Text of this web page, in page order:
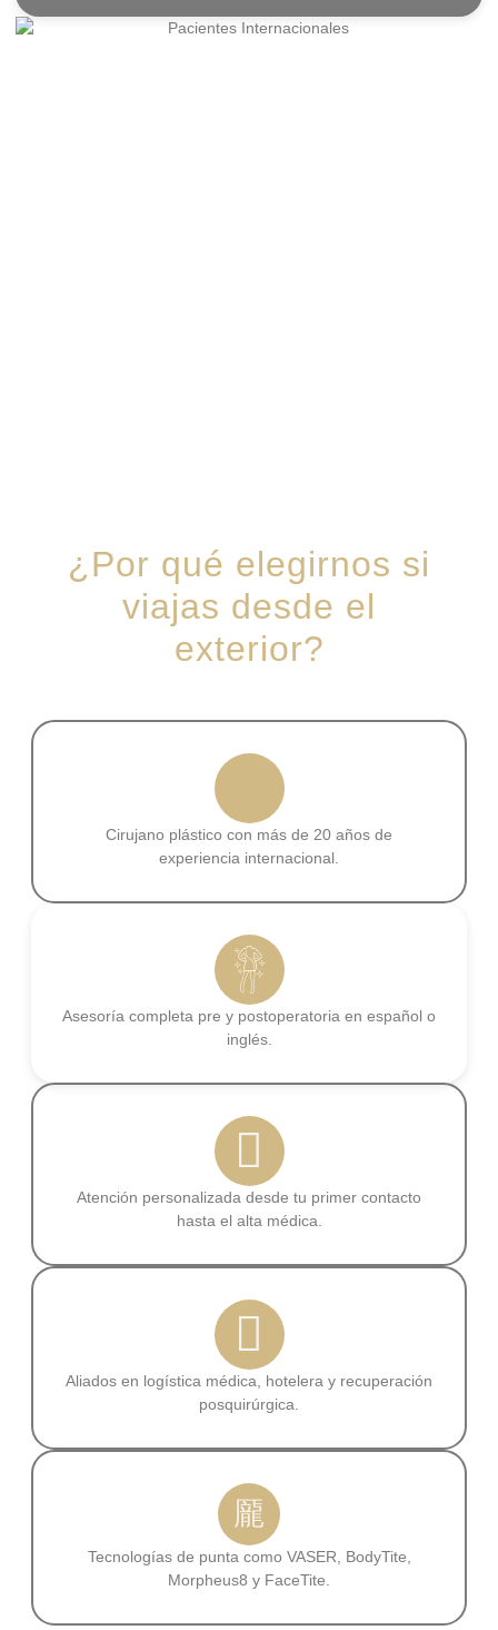
¿Por qué elegirnos si
viajas desde el
exterior?
Cirujano plástico con más de 20 años de
experiencia internacional.
Asesoría completa pre y postoperatoria en español o
inglés.
Atención personalizada desde tu primer contacto
hasta el alta médica.
Aliados en logística médica, hotelera y recuperación
posquirúrgica.
Tecnologías de punta como VASER, BodyTite,
Morpheus8 y FaceTite.